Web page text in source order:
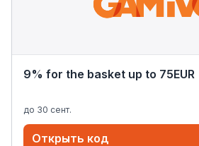
9% for the basket up to 75EUR
до 30 сент.
Открыть код